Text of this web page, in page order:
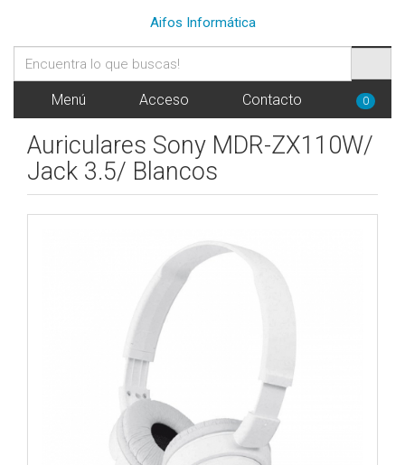
Aifos Informática
Menú Acceso Contacto 0
Auriculares Sony MDR-ZX110W/
Jack 3.5/ Blancos